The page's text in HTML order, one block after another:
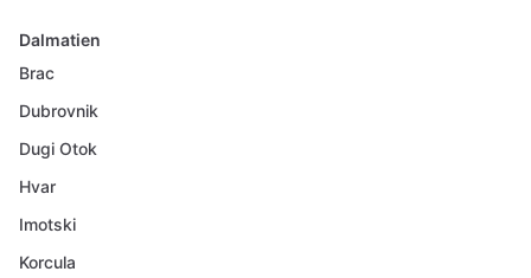
Dalmatien
Brac
Dubrovnik
Dugi Otok
Hvar
Imotski
Korcula